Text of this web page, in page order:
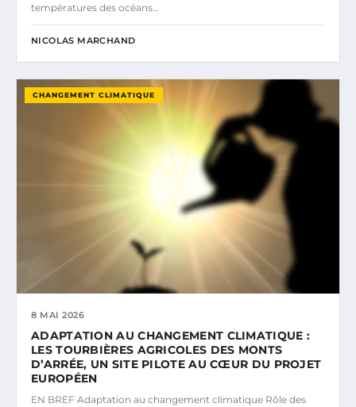
températures des océans…
NICOLAS MARCHAND
CHANGEMENT CLIMATIQUE
8 MAI 2026
ADAPTATION AU CHANGEMENT CLIMATIQUE :
LES TOURBIÈRES AGRICOLES DES MONTS
D’ARRÉE, UN SITE PILOTE AU CŒUR DU PROJET
EUROPÉEN
EN BREF Adaptation au changement climatique Rôle des